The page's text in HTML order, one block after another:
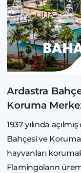
Ardastra
Koruma
1937 yılında
Bahçesi ve
hayvanları
Flamingoların